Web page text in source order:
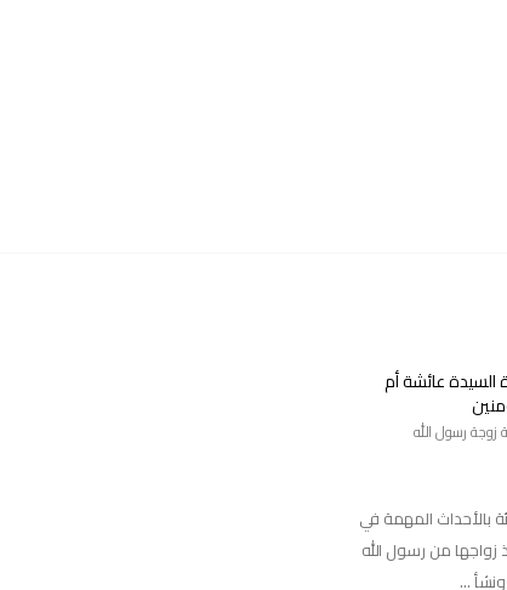
السيدة عائشة أم
زوجة رسول الله
بالأحداث المهمة في
زواجها من رسول الله
...